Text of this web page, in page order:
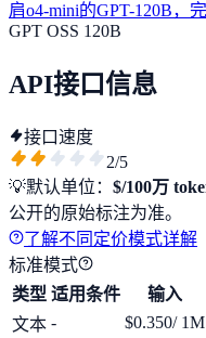
肩o4-mini的GPT-120B，
GPT OSS 120B
API接口信息
接口速度
2/5
💡默认单位： $/100万
公开的原始标注为准。
了解不同定价模式详解
标准模式
类型 适用条件 输入
文本 - $0.350/ 1M